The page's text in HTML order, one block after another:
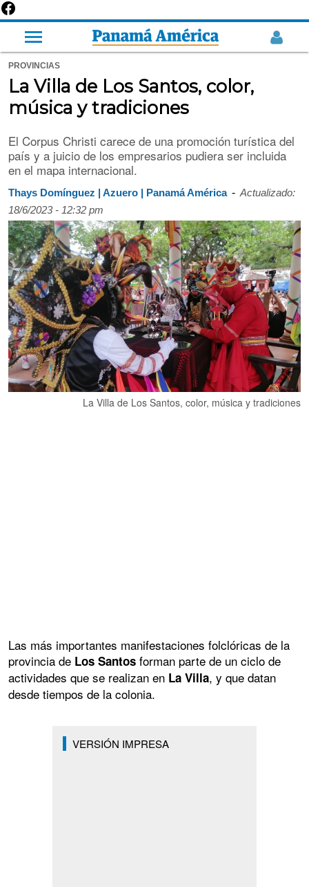
PROVINCIAS
La Villa de Los Santos, color,
música y tradiciones
El Corpus Christi carece de una promoción turística del
país y a juicio de los empresarios pudiera ser incluida
en el mapa internacional.
Thays Domínguez | Azuero | Panamá América - Actualizado:
18/6/2023 - 12:32 pm
La Villa de Los Santos, color, música y tradiciones
Las más importantes manifestaciones folclóricas de la
provincia de Los Santos forman parte de un ciclo de
actividades que se realizan en La Villa, y que datan
desde tiempos de la colonia.
VERSIÓN IMPRESA